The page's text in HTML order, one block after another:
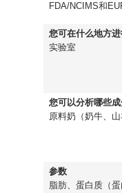
FDA/NCIMS和
您可在什么地方
实验室
您可以分析哪些
原料奶（奶牛、山
参数
脂肪、蛋白质（